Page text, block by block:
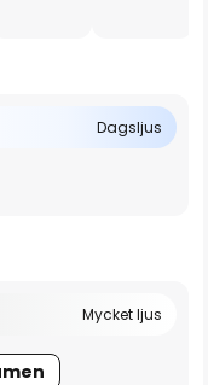
Dagsljus
Mycket ljus